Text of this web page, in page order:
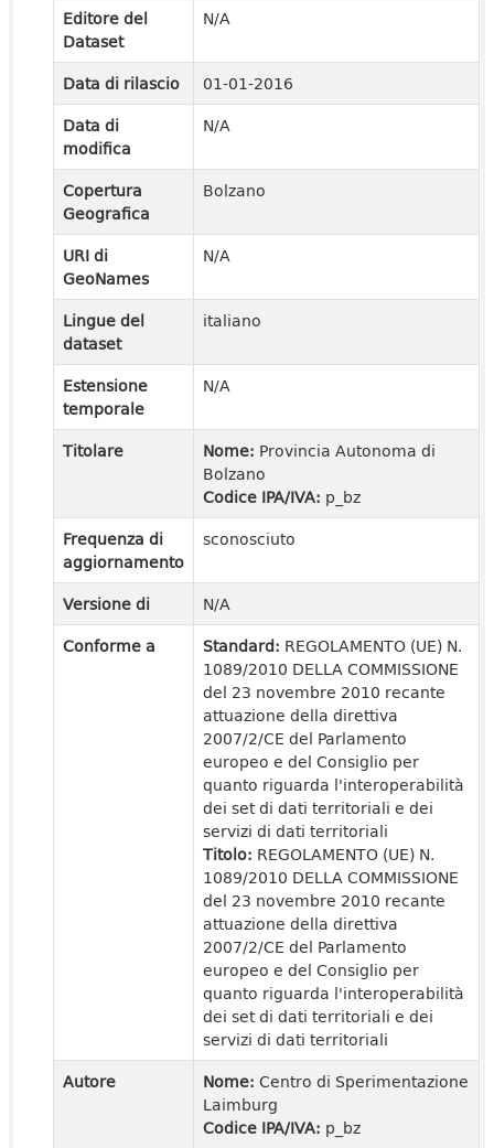
Editore del
Dataset
N/A
Data di rilascio
01-01-2016
Data di
modifica
N/A
Copertura
Geografica
Bolzano
URI di
GeoNames
N/A
Lingue del
dataset
italiano
Estensione
temporale
N/A
Titolare Nome: Provincia Autonoma di
Bolzano
Codice IPA/IVA: p_bz
Frequenza di
aggiornamento
sconosciuto
Versione di
N/A
Conforme a
Standard: REGOLAMENTO (UE) N.
1089/2010 DELLA COMMISSIONE
del 23 novembre 2010 recante
attuazione della direttiva
2007/2/CE del Parlamento
europeo e del Consiglio per
quanto riguarda l'interoperabilità
dei set di dati territoriali e dei
servizi di dati territoriali
Titolo: REGOLAMENTO (UE) N.
1089/2010 DELLA COMMISSIONE
del 23 novembre 2010 recante
attuazione della direttiva
2007/2/CE del Parlamento
europeo e del Consiglio per
quanto riguarda l'interoperabilità
dei set di dati territoriali e dei
servizi di dati territoriali
Autore
Nome: Centro di Sperimentazione
Laimburg
Codice IPA/IVA: p_bz